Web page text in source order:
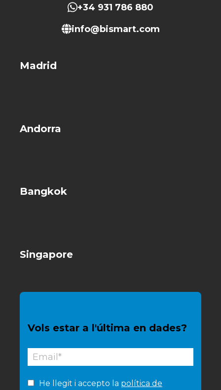
+34 931 786 880
info@bismart.com
Madrid
Andorra
Bangkok
Singapore
Vols estar a l'última en dades?
He llegit i accepto la política de